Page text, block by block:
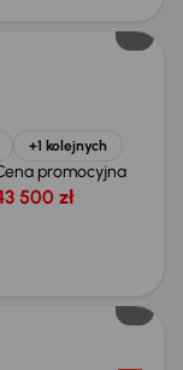
+1 kolejnych
promocyjna
500 zł